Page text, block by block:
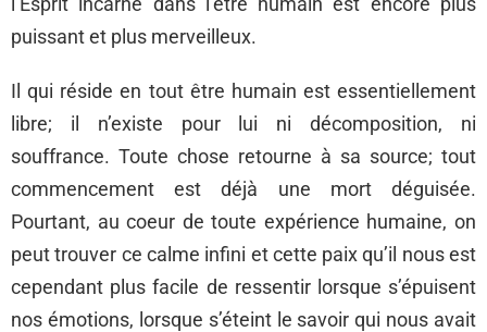
puissant et plus merveilleux.
Il qui réside en tout être humain est essentiellement
libre; il n’existe pour lui ni décomposition, ni
souffrance. Toute chose retourne à sa source; tout
commencement est déjà une mort déguisée.
Pourtant, au coeur de toute expérience humaine, on
peut trouver ce calme infini et cette paix qu’il nous est
cependant plus facile de ressentir lorsque s’épuisent
nos émotions, lorsque s’éteint le savoir qui nous avait